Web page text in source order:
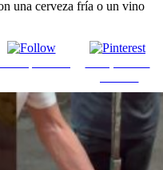
una cerveza fría o un vino